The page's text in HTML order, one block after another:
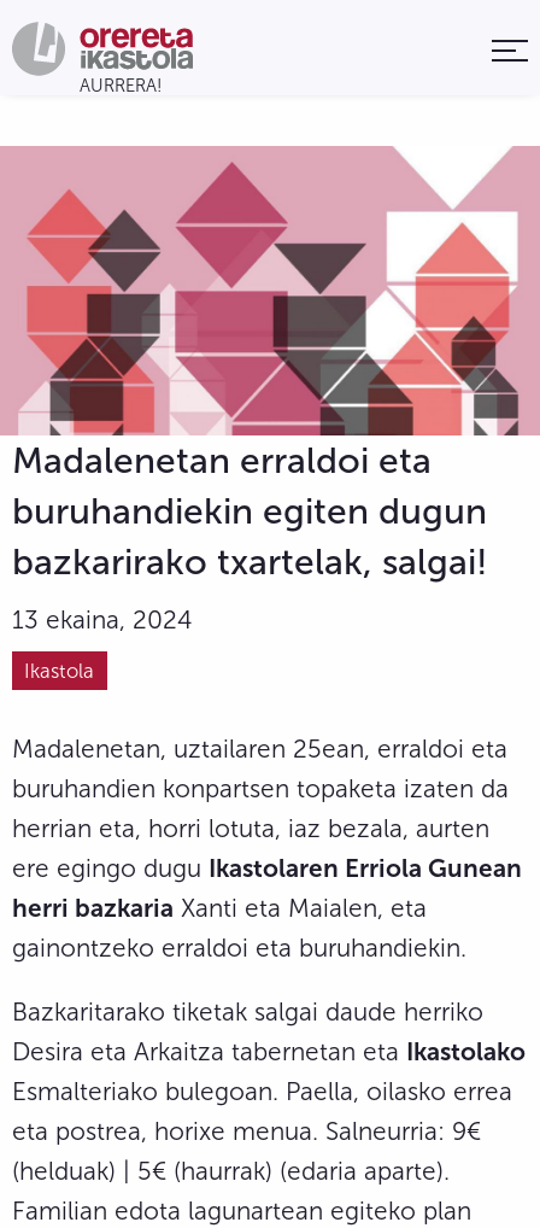
Madalenetan erraldoi eta
buruhandiekin egiten dugun
bazkarirako txartelak, salgai!
13 ekaina, 2024
Ikastola
Madalenetan, uztailaren 25ean, erraldoi eta
buruhandien konpartsen topaketa izaten da
herrian eta, horri lotuta, iaz bezala, aurten
ere egingo dugu Ikastolaren Erriola Gunean
herri bazkaria Xanti eta Maialen, eta
gainontzeko erraldoi eta buruhandiekin.
Bazkaritarako tiketak salgai daude herriko
Desira eta Arkaitza tabernetan eta Ikastolako
Esmalteriako bulegoan. Paella, oilasko errea
eta postrea, horixe menua. Salneurria: 9€
(helduak) | 5€ (haurrak) (edaria aparte).
Familian edota lagunartean egiteko plan